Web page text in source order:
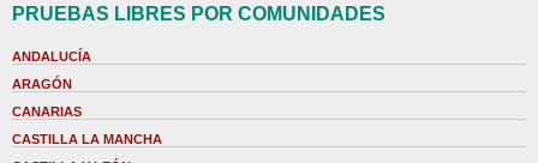
PRUEBAS LIBRES POR COMUNIDADES
ANDALUCÍA
ARAGÓN
CANARIAS
CASTILLA LA MANCHA